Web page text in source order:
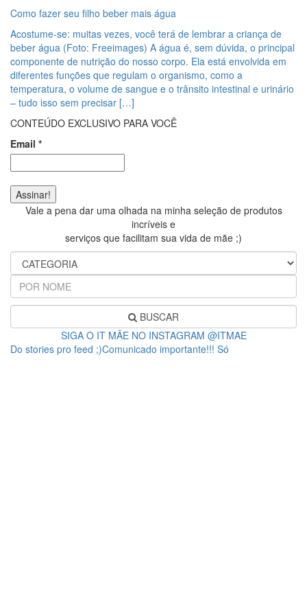
Como fazer seu filho beber mais água
Acostume-se: muitas vezes, você terá de lembrar a criança de
beber água (Foto: Freeimages) A água é, sem dúvida, o principal
componente de nutrição do nosso corpo. Ela está envolvida em
diferentes funções que regulam o organismo, como a
temperatura, o volume de sangue e o trânsito intestinal e urinário
– tudo isso sem precisar […]
CONTEÚDO EXCLUSIVO PARA VOCÊ
Email *
Vale a pena dar uma olhada na minha seleção de produtos
incríveis e
serviços que facilitam sua vida de mãe ;)
BUSCAR
SIGA O IT MÃE NO INSTAGRAM @ITMAE
Do stories pro feed ;)Comunicado importante!!! Só